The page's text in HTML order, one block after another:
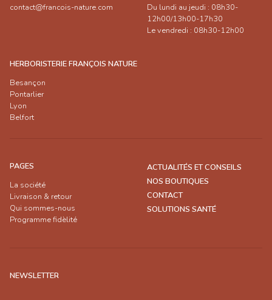
contact@francois-nature.com
Du lundi au jeudi : 08h30-
12h00/13h00-17h30
Le vendredi : 08h30-12h00
HERBORISTERIE FRANÇOIS NATURE
Besançon
Pontarlier
Lyon
Belfort
PAGES
La société
Livraison & retour
Qui sommes-nous
Programme fidèlité
ACTUALITÉS ET CONSEILS
NOS BOUTIQUES
CONTACT
SOLUTIONS SANTÉ
NEWSLETTER